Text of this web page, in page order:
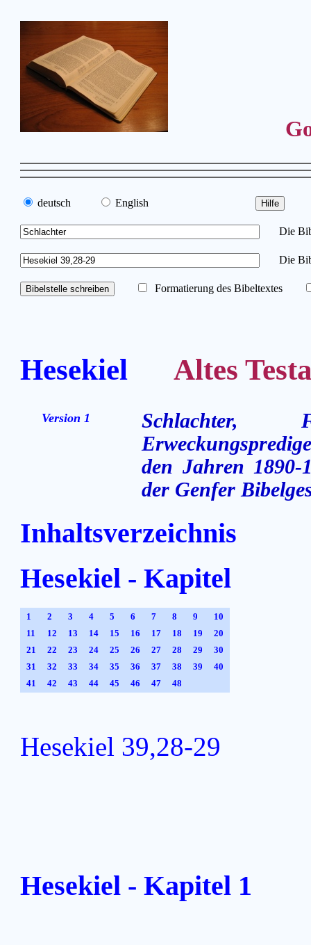
deutsch English
Die
Die
Formatierung des Bibeltextes
Hesekiel Altes
Version 1
Schlachter,
den Jahren 1890-
der Genfer
Inhaltsverzeichnis
Hesekiel - Kapitel
1 2 3 4 5 6 7 8 9
10
11
12 13 14 15 16 17 18 19
20
21
22 23 24 25 26 27 28 29
30
31
32 33 34 35 36 37 38 39
40
41
42 43 44 45 46 47 48
Hesekiel 39,28-29
Hesekiel - Kapitel 1